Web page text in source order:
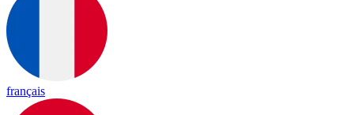
français